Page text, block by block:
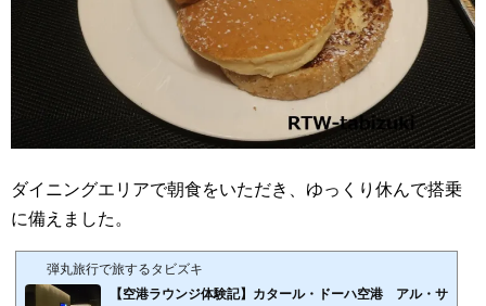
ダイニングエリアで朝食をいただき、ゆっくり休んで搭乗
に備えました。
弾丸旅行で旅するタビズキ
【空港ラウンジ体験記】カタール・ドーハ空港 アル・サ